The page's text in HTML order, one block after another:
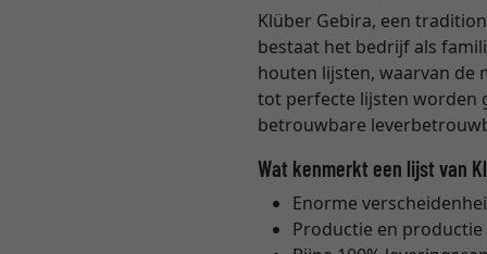
Klüber Gebira, een
bestaat het bedrijf als
houten lijsten, waarvan de
tot perfecte lijsten worden
betrouwbare
Wat kenmerkt een lijst van
Enorme
Productie en